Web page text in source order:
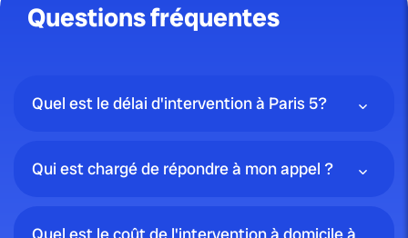
Questions fréquentes
Quel est le délai d'intervention à Paris 5?
Qui est chargé de répondre à mon appel ?